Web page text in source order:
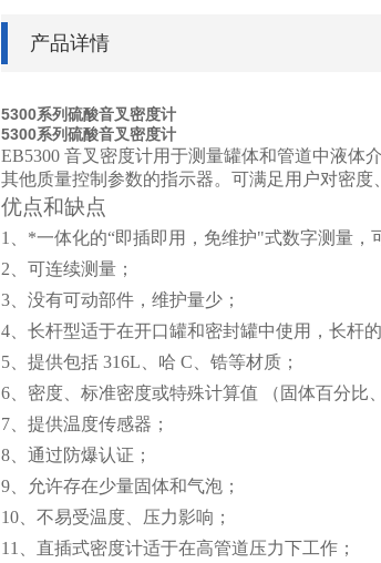
产品详情
5300系列硫酸音叉密度计
5300系列硫酸音叉密度计
EB5300 音叉密度计用于测量罐体和管道中液体
其他质量控制参数的指示器。可满足用户对密度
优点和缺点
1
、*一体化的“即插即用，免维护"式数字测量，
2 、可连续测量；
3 、没有可动部件，维护量少；
4 、长杆型适于在开口罐和密封罐中使用，长杆
5 、提供包括 316L、哈 C、锆等材质；
6 、密度、标准密度或特殊计算值 （固体百分比
7 、提供温度传感器；
8 、通过防爆认证；
9 、允许存在少量固体和气泡；
10 、不易受温度、压力影响；
11
、直插式密度计适于在高管道压力下工作；